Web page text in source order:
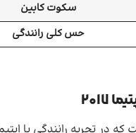
سکوت کابین
حس کلی رانندگی